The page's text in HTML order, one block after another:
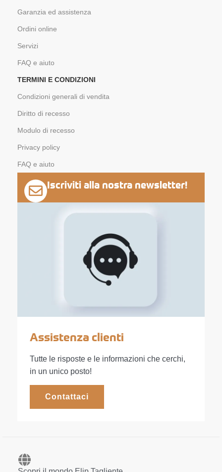
Garanzia ed assistenza
Ordini online
Servizi
FAQ e aiuto
TERMINI E CONDIZIONI
Condizioni generali di vendita
Diritto di recesso
Modulo di recesso
Privacy policy
FAQ e aiuto
Iscriviti alla nostra newsletter!
Assistenza clienti
Tutte le risposte e le informazioni che cerchi,
in un unico posto!
Contattaci